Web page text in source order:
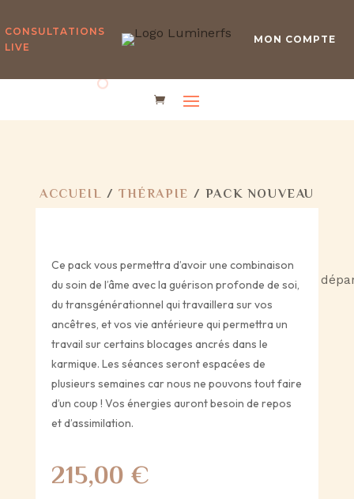
CONSULTATIONS
LIVE
MON COMPTE
ACCUEIL /THÉRAPIE / PACK NOUVEAU
Pack Nouveau Départ
Ce pack vous permettra d’avoir une combinaison
du soin de l’âme avec la guérison profonde de soi,
du transgénérationnel qui travaillera sur vos
ancêtres, et vos vie antérieure qui permettra un
travail sur certains blocages ancrés dans le
karmique. Les séances seront espacées de
plusieurs semaines car nous ne pouvons tout faire
d’un coup ! Vos énergies auront besoin de repos
et d’assimilation.
215,00 €